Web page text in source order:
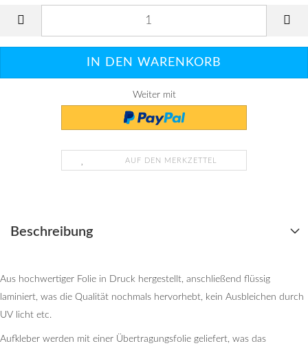
Weiter mit
AUF DEN MERKZETTEL
Beschreibung
Aus hochwertiger Folie in Druck hergestellt, anschließend flüssig
laminiert, was die Qualität nochmals hervorhebt, kein Ausbleichen durch
UV licht etc.
Aufkleber werden mit einer Übertragungsfolie geliefert, was das